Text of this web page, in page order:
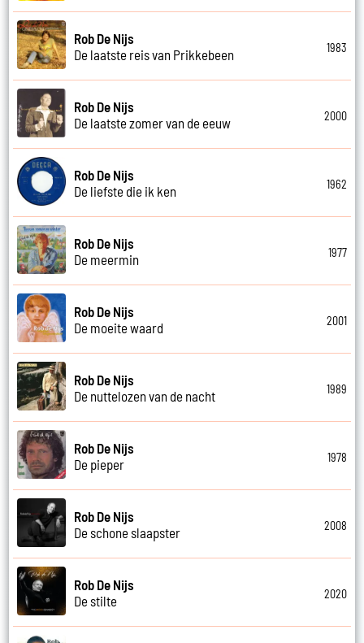
Rob De Nijs
De laatste reis van Prikkebeen
1983
Rob De Nijs
De laatste zomer van de eeuw
2000
Rob De Nijs
De liefste die ik ken
1962
Rob De Nijs
De meermin
1977
Rob De Nijs
De moeite waard
2001
Rob De Nijs
De nuttelozen van de nacht
1989
Rob De Nijs
De pieper
1978
Rob De Nijs
De schone slaapster
2008
Rob De Nijs
De stilte
2020